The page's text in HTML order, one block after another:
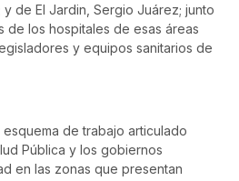
de El Jardin, Sergio Juárez; junto
de los hospitales de esas áreas
y equipos sanitarios de
de trabajo articulado
Pública y los gobiernos
en las zonas que presentan